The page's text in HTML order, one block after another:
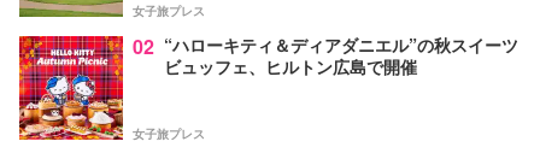
女子旅プレス
02 “ハローキティ＆ディアダニエル”の秋スイーツ
ビュッフェ、ヒルトン広島で開催
女子旅プレス